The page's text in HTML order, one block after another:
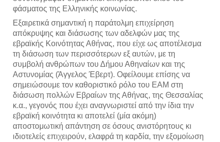
φάσματος της Ελληνικής κοινωνίας.
Εξαιρετικά σημαντική η παράτολμη επιχείρηση
απόκρυψης και διάσωσης των αδελφών μας της
εβραϊκής Κοινότητας Αθήνας, που είχε ως αποτέλεσμα
τη διάσωση των περισσότερων εξ αυτών, με τη
συμβολή ανθρώπων του Δήμου Αθηναίων και της
Αστυνομίας (Άγγελος Έβερτ). Οφείλουμε επίσης να
σημειώσουμε τον καθοριστικό ρόλο του ΕΑΜ στη
διάσωση πολλών Εβραίων της Αθήνας, της Θεσσαλίας
κ.α., γεγονός που έχει αναγνωριστεί από την ίδια την
εβραϊκή κοινότητα κι αποτελεί (μία ακόμη)
αποστομωτική απάντηση σε όσους ανιστόρητους κι
ιδιοτελείς επιχειρούν, ελαφρά τη καρδία, την εξομοίωση